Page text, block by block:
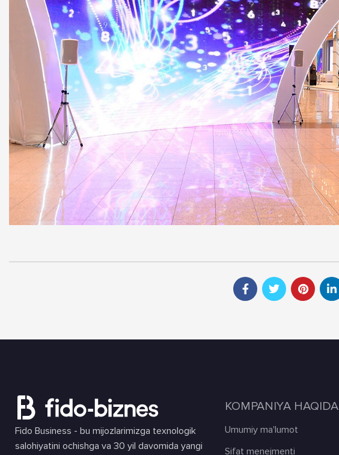
Fido Business - bu mijozlarimizga texnologik
salohiyatini ochishga va 30 yil davomida yangi
KOMPANIYA HAQIDA
Umumiy ma'lumot
Sifat menejmenti